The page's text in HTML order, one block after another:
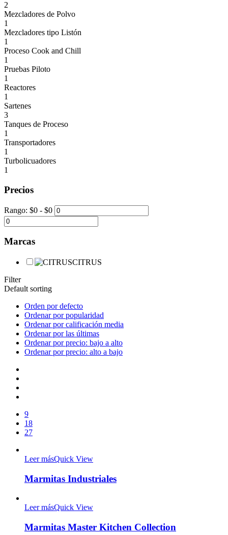
2
Mezcladores de Polvo
1
Mezcladores tipo Listón
1
Proceso Cook and Chill
1
Pruebas Piloto
1
Reactores
1
Sartenes
3
Tanques de Proceso
1
Transportadores
1
Turbolicuadores
1
Precios
Rango: $0 - $0
Marcas
CITRUS
Filter
Default sorting
Orden por defecto
Ordenar por popularidad
Ordenar por calificación media
Ordenar por las últimas
Ordenar por precio: bajo a alto
Ordenar por precio: alto a bajo
9
18
27
Leer másQuick View
Marmitas Industriales
Leer másQuick View
Marmitas Master Kitchen Collection